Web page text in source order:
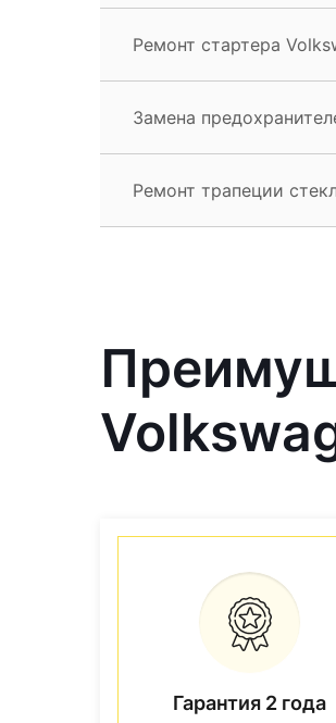
Ремонт стартера
Замена
Ремонт трапеции
Гарантия 2 года